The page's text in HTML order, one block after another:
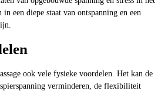
een diepe staat van ontspanning en een
ook vele fysieke voordelen. Het kan de
verminderen, de flexibiliteit